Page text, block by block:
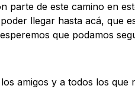
parte de este camino en
llegar hasta acá, que
que podamos
amigos y a todos los que